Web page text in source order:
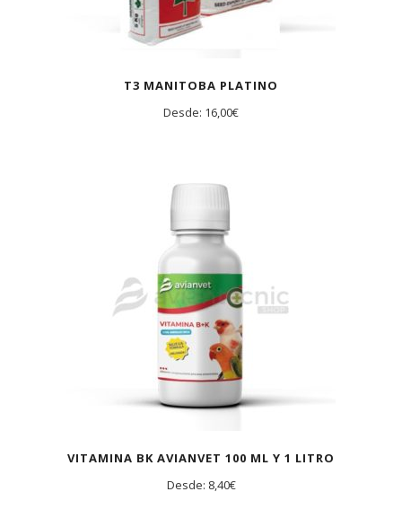
T3 MANITOBA PLATINO
Desde: 16,00€
VITAMINA BK AVIANVET 100 ML Y 1 LITRO
Desde: 8,40€